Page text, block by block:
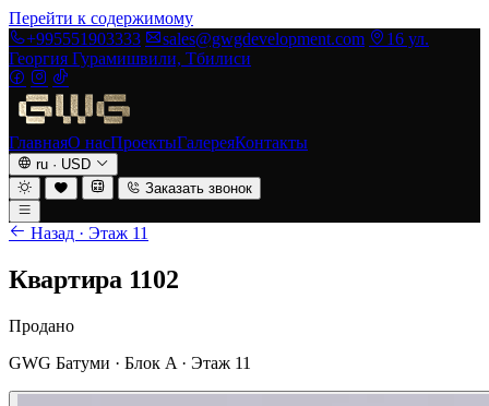
Перейти к содержимому
+995551903333
sales@gwgdevelopment.com
16 ул.
Георгия Гурамишвили, Тбилиси
ГлавнаяО насПроектыГалереяКонтакты
ru · USD
Заказать звонок
Назад · Этаж 11
Квартира 1102
Продано
GWG Батуми · Блок A · Этаж 11